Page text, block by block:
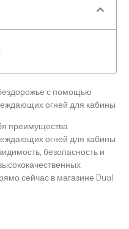
с помощью
огней для кабины
преимущества
огней для кабины
безопасность и
сейчас в магазине Dual